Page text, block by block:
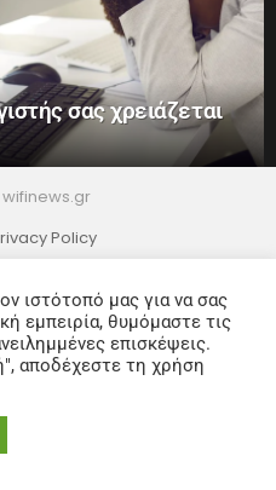
σας χρειάζεται
Policy
ιστότοπό μας για να σας
εμπειρία, θυμόμαστε τις
επισκέψεις.
αποδέχεστε τη χρήση